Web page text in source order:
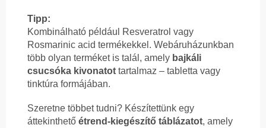
Tipp:
Kombinálható például Resveratrol vagy
Rosmarinic acid termékekkel. Webáruházunkban
több olyan terméket is talál, amely bajkáli
csucsóka kivonatot tartalmaz – tabletta vagy
tinktúra formájában.
Szeretne többet tudni? Készítettünk egy
áttekinthető étrend-kiegészítő táblázatot, amely